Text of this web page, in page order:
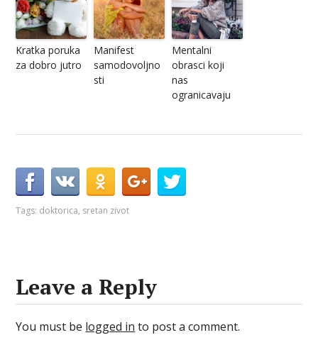
Kratka poruka
za dobro jutro
Manifest
samodovoljno
sti
Mentalni
obrasci koji
nas
ogranicavaju
Tags: doktorica, sretan zivot
Leave a Reply
You must be logged in to post a comment.